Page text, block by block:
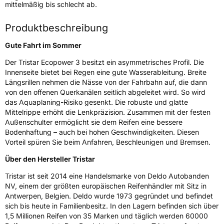
FahrzeugartPKW & SUV
ZustandNeureifen
EU Label
EffizienzD
Rollgeräusch (Klasse)B
Rollgeräusch (dB)
70
FahrzeugklasseC1
mittelmäßig bis schlecht ab.
Produktbeschreibung
Gute Fahrt im Sommer
Der Tristar Ecopower 3 besitzt ein asymmetrisches Profil. Die
Innenseite bietet bei Regen eine gute Wasserableitung. Breite
Längsrillen nehmen die Nässe von der Fahrbahn auf, die dann
von den offenen Querkanälen seitlich abgeleitet wird. So wird
das Aquaplaning-Risiko gesenkt. Die robuste und glatte
Mittelrippe erhöht die Lenkpräzision. Zusammen mit der festen
Außenschulter ermöglicht sie dem Reifen eine bessere
Bodenhaftung – auch bei hohen Geschwindigkeiten. Diesen
Vorteil spüren Sie beim Anfahren, Beschleunigen und Bremsen.
Über den Hersteller Tristar
Tristar ist seit 2014 eine Handelsmarke von Deldo Autobanden
NV, einem der größten europäischen Reifenhändler mit Sitz in
Antwerpen, Belgien. Deldo wurde 1973 gegründet und befindet
sich bis heute in Familienbesitz. In den Lagern befinden sich über
1,5 Millionen Reifen von 35 Marken und täglich werden 60000